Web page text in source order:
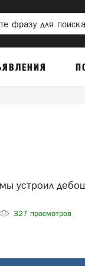
327 просмотров